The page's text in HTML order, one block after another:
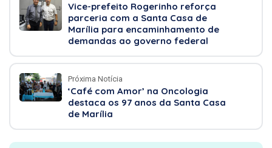
Vice-prefeito Rogerinho reforça
parceria com a Santa Casa de
Marília para encaminhamento de
demandas ao governo federal
Próxima Notícia
‘Café com Amor’ na Oncologia
destaca os 97 anos da Santa Casa
de Marília